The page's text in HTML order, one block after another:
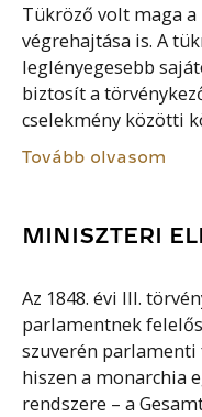
Tükröző volt maga
végrehajtása is. A
leglényegesebb
biztosít a
cselekmény közötti
Tovább olvasom
MINISZTERI
Az 1848. évi III.
parlamentnek
szuverén
hiszen a monarchia
rendszere – a